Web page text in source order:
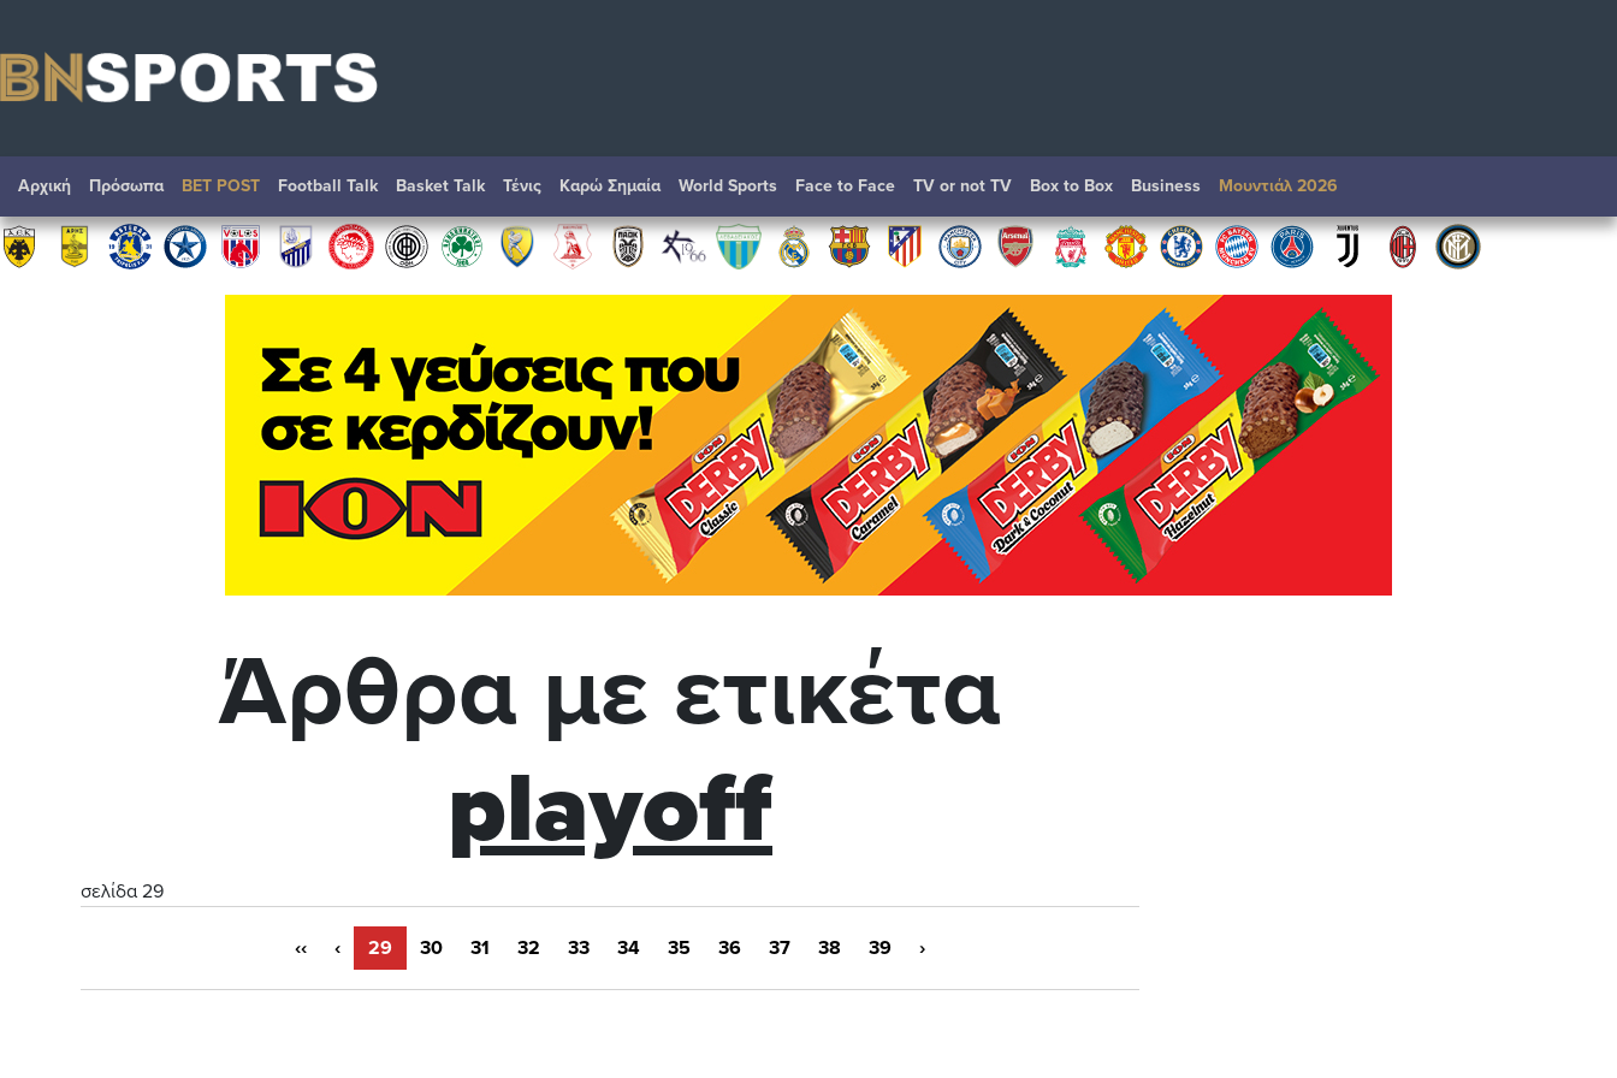
Αρχική Πρόσωπα BET POST Football Talk Basket Talk Τένις Καρώ Σημαία World Sports Face to Face TV or not TV Box to Box Βusiness Μουντιάλ 2026
Άρθρα με ετικέτα
playoff
σελίδα 29
‹‹ ‹ 29 30 31 32 33 34 35 36 37 38 39 ›